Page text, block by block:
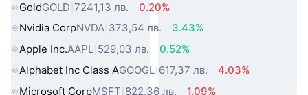
GoldGOLD 7241,13 лв.
0.20%
Nvidia CorpNVDA 373,54 лв.
3.43%
Apple Inc.AAPL 529,03 лв.
0.52%
Alphabet Inc Class AGOOGL 617,37 лв.
4.03%
Microsoft CorpMSFT 822,36 лв.
1.09%